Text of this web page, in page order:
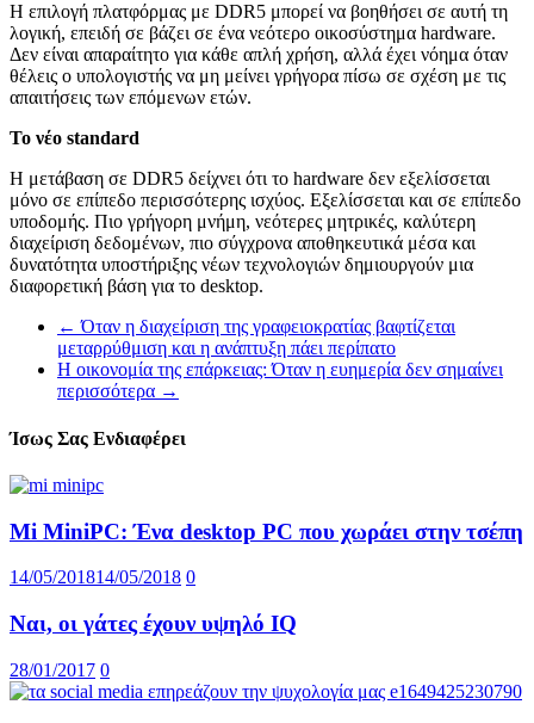
Η επιλογή πλατφόρμας με DDR5 μπορεί να βοηθήσει σε αυτή τη
λογική, επειδή σε βάζει σε ένα νεότερο οικοσύστημα hardware.
Δεν είναι απαραίτητο για κάθε απλή χρήση, αλλά έχει νόημα όταν
θέλεις ο υπολογιστής να μη μείνει γρήγορα πίσω σε σχέση με τις
απαιτήσεις των επόμενων ετών.
Το νέο standard
Η μετάβαση σε DDR5 δείχνει ότι το hardware δεν εξελίσσεται
μόνο σε επίπεδο περισσότερης ισχύος. Εξελίσσεται και σε επίπεδο
υποδομής. Πιο γρήγορη μνήμη, νεότερες μητρικές, καλύτερη
διαχείριση δεδομένων, πιο σύγχρονα αποθηκευτικά μέσα και
δυνατότητα υποστήριξης νέων τεχνολογιών δημιουργούν μια
διαφορετική βάση για το desktop.
← Όταν η διαχείριση της γραφειοκρατίας βαφτίζεται
μεταρρύθμιση και η ανάπτυξη πάει περίπατο
Η οικονομία της επάρκειας: Όταν η ευημερία δεν σημαίνει
περισσότερα →
Ίσως Σας Ενδιαφέρει
Mi MiniPC: Ένα desktop PC που χωράει στην τσέπη
14/05/201814/05/2018 0
Ναι, οι γάτες έχουν υψηλό IQ
28/01/2017 0